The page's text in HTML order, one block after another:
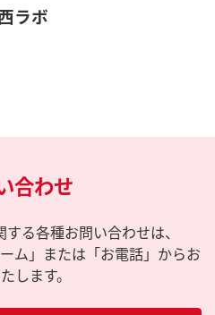
ラボ
合わせ
る各種お問い合わせは、
ム」または「お電話」からお
します。